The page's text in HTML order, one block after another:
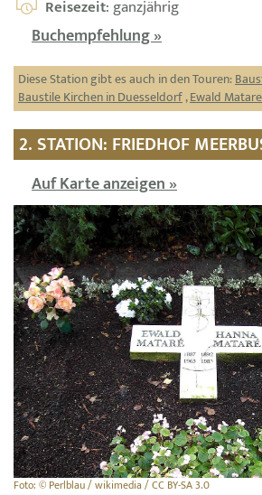
Reisezeit: ganzjährig
Buchempfehlung »
Diese Station gibt es auch in den Touren:
Baustile Kirchen in Duesseldorf,Ewald Matare
2. STATION: FRIEDHOF
Auf Karte anzeigen »
Foto: © Perlblau / wikimedia / CC BY-SA 3.0